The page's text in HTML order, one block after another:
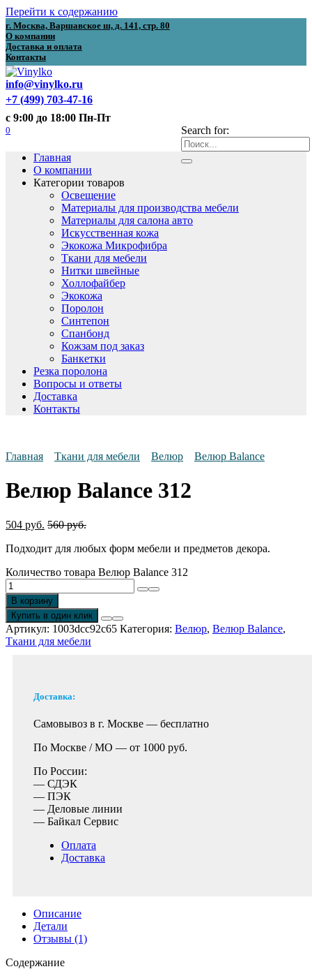
Перейти к содержанию
г. Москва, Варшавское ш, д. 141, стр. 80
О компании
Доставка и оплата
Контакты
info@vinylko.ru
+7 (499) 703-47-16
с 9:00 до 18:00 Пн-Пт
Search for:
0
Главная
О компании
Категории товаров
Освещение
Материалы для производства мебели
Материалы для салона авто
Искусственная кожа
Экокожа Микрофибра
Ткани для мебели
Нитки швейные
Холлофайбер
Экокожа
Поролон
Синтепон
Спанбонд
Кожзам под заказ
Банкетки
Резка поролона
Вопросы и ответы
Доставка
Контакты
Главная Ткани для мебели Велюр Велюр Balance
Велюр Balance 312
504 руб. 560руб.
Подходит для любых форм мебели и предметов декора.
Количество товара Велюр Balance 312
В корзину
Купить в один клик
Артикул: 1003dcc92c65 Категория: Велюр, Велюр Balance,
Ткани для мебели
Доставка:
Самовывоз в г. Москве — бесплатно
По Москве / МО — от 1000 руб.
По России:
— СДЭК
— ПЭК
— Деловые линии
— Байкал Сервис
Оплата
Доставка
Описание
Детали
Отзывы (1)
Содержание